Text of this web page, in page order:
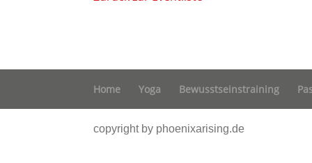
Home Yoga Bewusstseinstraining
copyright by phoenixarising.de